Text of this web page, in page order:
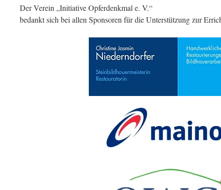
Der Verein „Initiative Opferdenkmal e. V.“
bedankt sich bei allen Sponsoren für die Unterstützung zur